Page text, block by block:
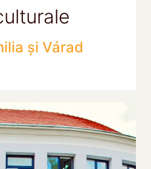
și Várad